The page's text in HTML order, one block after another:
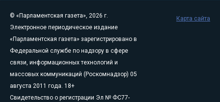
© «Парламентская газета», 2026 г.
Электронное периодическое издание
«Парламентская газета» зарегистрировано в
Федеральной службе по надзору в сфере
связи, информационных технологий и
массовых коммуникаций (Роскомнадзор) 05
августа 2011 года. 18+
Свидетельство о регистрации Эл № ФС77-
Карта сайта